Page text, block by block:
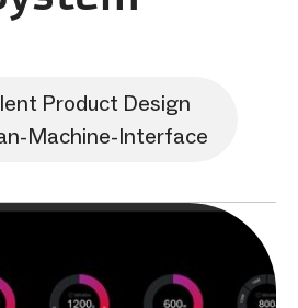
Product Design
Machine-Interface